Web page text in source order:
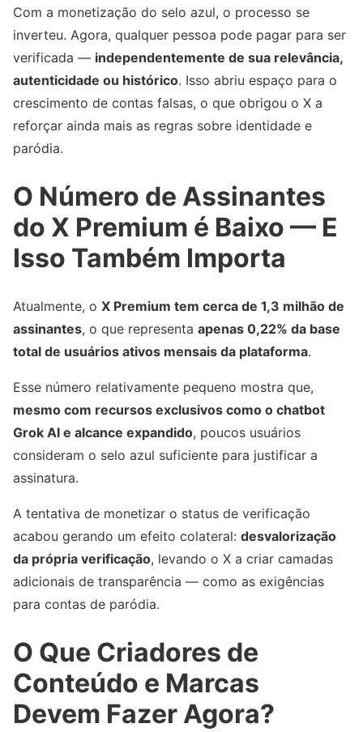
Com a monetização do selo azul, o processo se
inverteu. Agora, qualquer pessoa pode pagar para ser
verificada — independentemente de sua relevância,
autenticidade ou histórico. Isso abriu espaço para o
crescimento de contas falsas, o que obrigou o X a
reforçar ainda mais as regras sobre identidade e
paródia.
O Número de Assinantes
do X Premium é Baixo — E
Isso Também Importa
Atualmente, o X Premium tem cerca de 1,3 milhão de
assinantes, o que representa apenas 0,22% da base
total de usuários ativos mensais da plataforma.
Esse número relativamente pequeno mostra que,
mesmo com recursos exclusivos como o chatbot
Grok AI e alcance expandido, poucos usuários
consideram o selo azul suficiente para justificar a
assinatura.
A tentativa de monetizar o status de verificação
acabou gerando um efeito colateral: desvalorização
da própria verificação, levando o X a criar camadas
adicionais de transparência — como as exigências
para contas de paródia.
O Que Criadores de
Conteúdo e Marcas
Devem Fazer Agora?